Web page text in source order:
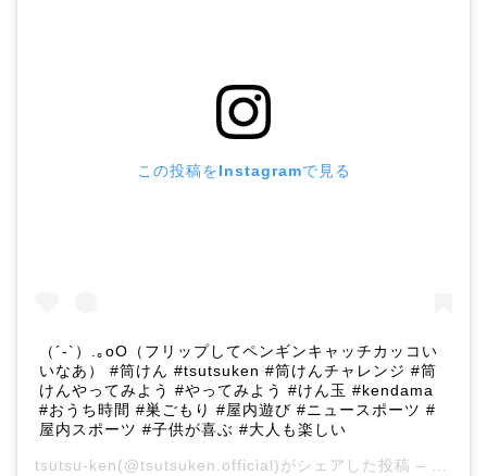
この投稿をInstagramで見る
（´-`）.｡oO（フリップしてペンギンキャッチカッコい
いなあ） #筒けん #tsutsuken #筒けんチャレンジ #筒
けんやってみよう #やってみよう #けん玉 #kendama
#おうち時間 #巣ごもり #屋内遊び #ニュースポーツ #
屋内スポーツ #子供が喜ぶ #大人も楽しい
tsutsu-ken(@tsutsuken.official)がシェアした投稿 – 2020